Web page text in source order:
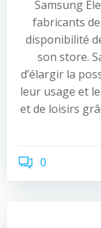
Samsung
fabricants
disponibilité
son store.
d’élargir la
leur usage et
et de loisirs
0